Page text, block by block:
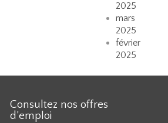
2025
mars
2025
février
2025
Consultez nos offres
d’emploi